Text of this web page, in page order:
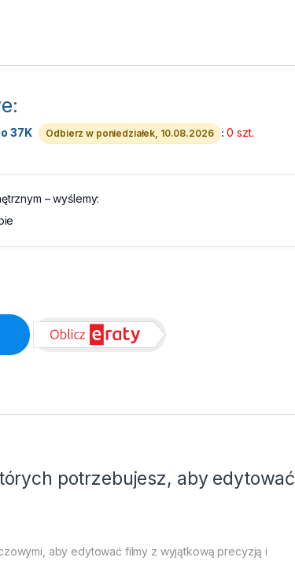
37K Odbierz w poniedziałek, 10.08.2026 : 0 szt.
– wyślemy:
potrzebujesz, aby edytować
aby edytować filmy z wyjątkową precyzją i